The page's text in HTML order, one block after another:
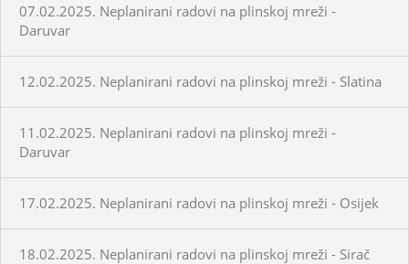
07.02.2025. Neplanirani radovi na plinskoj mreži -
Daruvar
12.02.2025. Neplanirani radovi na plinskoj mreži - Slatina
11.02.2025. Neplanirani radovi na plinskoj mreži -
Daruvar
17.02.2025. Neplanirani radovi na plinskoj mreži - Osijek
18.02.2025. Neplanirani radovi na plinskoj mreži - Sirač